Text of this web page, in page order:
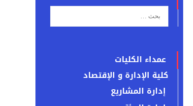
عمداء الكليات
كلية الإدارة و الإقتصاد
إدارة المشاريع